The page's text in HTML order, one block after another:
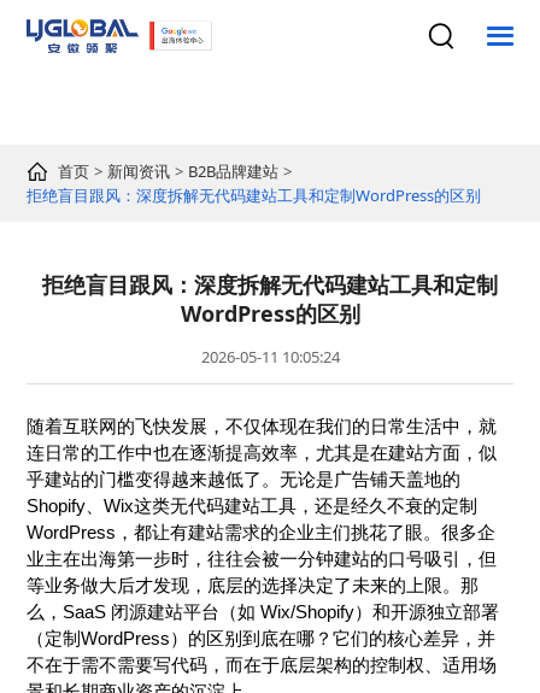
首页 新闻资讯
B2B品牌建站
拒绝盲目跟风：深度拆解无代码建站工具和定制WordPress的区别
拒绝盲目跟风：深度拆解无代码建站工具和定制
WordPress的区别
2026-05-11 10:05:24
随着互联网的飞快发展，不仅体现在我们的日常生活中，就
连日常的工作中也在逐渐提高效率，尤其是在建站方面，似
乎建站的门槛变得越来越低了。无论是广告铺天盖地的
Shopify、Wix这类无代码建站工具，还是经久不衰的定制
WordPress，都让有建站需求的企业主们挑花了眼。很多企
业主在出海第一步时，往往会被一分钟建站的口号吸引，但
等业务做大后才发现，底层的选择决定了未来的上限。那
么，SaaS 闭源建站平台（如 Wix/Shopify）和开源独立部署
（定制WordPress）的区别到底在哪？它们的核心差异，并
不在于需不需要写代码，而在于底层架构的控制权、适用场